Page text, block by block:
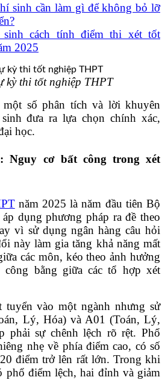
sinh cần làm gì để không bỏ lỡ
cách tính điểm thi xét tốt
2025
kỳ thi tốt nghiệp THPT
số phân tích và lời khuyên
đưa ra lựa chọn chính xác,
học.
Nguy cơbất công trong xét
năm 2025 là năm đầu tiên Bộ
dụng phương pháp ra đề theo
vì sử dụng ngân hàng câu hỏi
này làm gia tăng khả năng mất
các môn, kéo theo ảnh hưởng
bằng giữa các tổ hợp xét
tuyển vào một ngành nhưng sử
Lý, Hóa) và A01 (Toán, Lý,
phải sự chênh lệch rõ rệt. Phổ
nhẹ về phía điểm cao, có số
điểm trở lên rất lớn. Trong khi
điểm lệch, hai đỉnh và giảm